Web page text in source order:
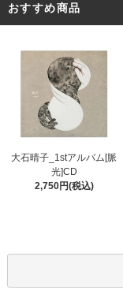
おすすめ商品
大石晴子_1stアルバム[脈
光]CD
2,750円(税込)